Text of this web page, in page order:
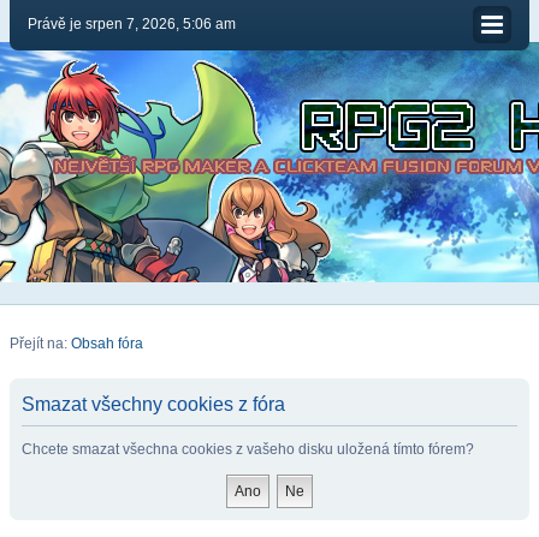
Právě je srpen 7, 2026, 5:06 am
Přejít na: Obsah fóra
Smazat všechny cookies z fóra
Chcete smazat všechna cookies z vašeho disku uložená tímto fórem?